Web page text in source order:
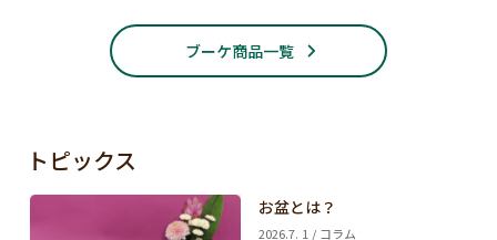
ブーケ商品一覧
トピックス
お盆とは？
2026.7. 1 / コラム